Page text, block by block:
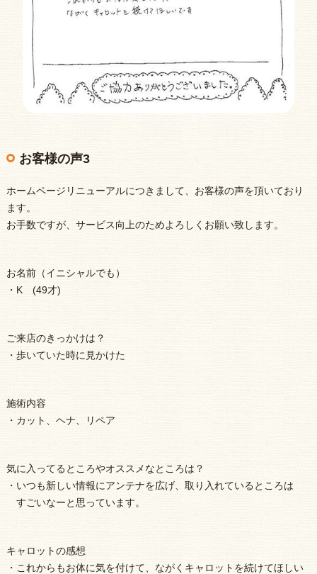
お客様の声3
ホームページリニューアルにつきまして、お客様の声を頂いており
ます。
お手数ですが、サービス向上のためよろしくお願い致します。
お名前（イニシャルでも）
・K (49才)
ご来店のきっかけは？
・歩いていた時に見かけた
施術内容
・カット、ヘナ、リペア
気に入ってるところやオススメなところは？
・いつも新しい情報にアンテナを広げ、取り入れているところは
すごいなーと思っています。
キャロットの感想
・これからもお体に気を付けて、ながくキャロットを続けてほしい